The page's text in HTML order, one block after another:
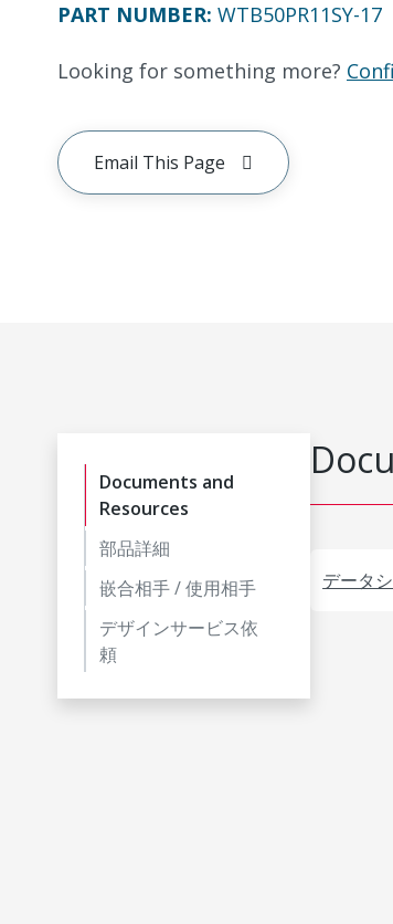
PART NUMBER: WTB50PR11SY-17
Looking for something more?
Email This Page
Documents and
Resources
部品詳細
嵌合相手 / 使用相手
デザインサービス依
頼
データ